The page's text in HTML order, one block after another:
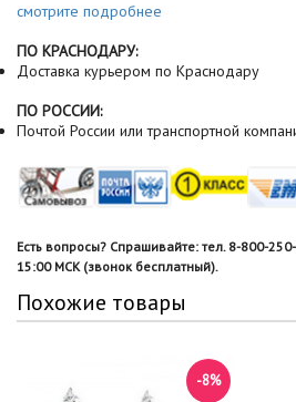
смотрите подробнее
ПО КРАСНОДАРУ:
Доставка курьером по Краснодару
ПО РОССИИ:
Почтой России или транспортной
Есть вопросы? Спрашивайте: тел. 8-800-
15:00 МСК (звонок бесплатный).
Похожие товары
-8%